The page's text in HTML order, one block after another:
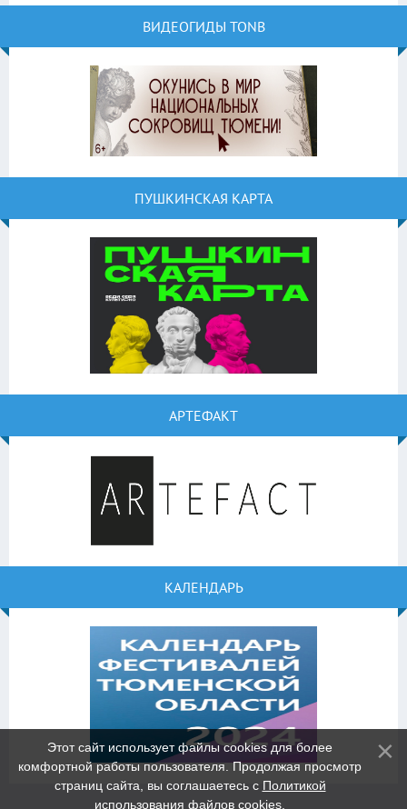
ВИДЕОГИДЫ TONB
ПУШКИНСКАЯ КАРТА
АРТЕФАКТ
КАЛЕНДАРЬ
Этот сайт использует файлы cookies для более
комфортной работы пользователя. Продолжая просмотр
страниц сайта, вы соглашаетесь с Политикой
использования файлов cookies